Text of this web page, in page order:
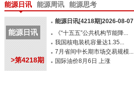
能源日讯 能源周讯 能源思考
能源日讯
>第4218期
能源日讯[4218期]2026-08-07
《“十五五”公共机构节能降...
我国核电装机容量达1.35...
7月省间中长期市场交易规模...
国际油价8月6日 上涨